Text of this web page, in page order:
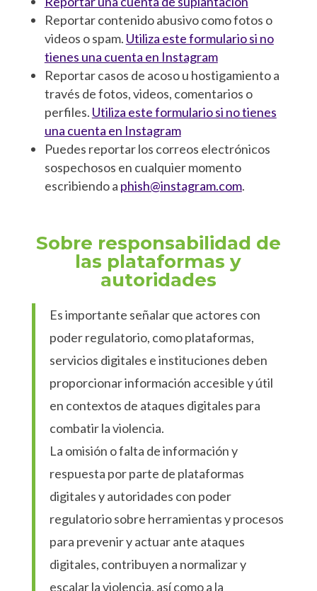
Reportar contenido abusivo como fotos o
videos o spam. Utiliza este formulario si no
tienes una cuenta en Instagram
Reportar casos de acoso u hostigamiento a
través de fotos, videos, comentarios o
perfiles. Utiliza este formulario si no tienes
una cuenta en Instagram
Puedes reportar los correos electrónicos
sospechosos en cualquier momento
escribiendo a phish@instagram.com.
Sobre responsabilidad de
las plataformas y
autoridades
Es importante señalar que actores con
poder regulatorio, como plataformas,
servicios digitales e instituciones deben
proporcionar información accesible y útil
en contextos de ataques digitales para
combatir la violencia.
La omisión o falta de información y
respuesta por parte de plataformas
digitales y autoridades con poder
regulatorio sobre herramientas y procesos
para prevenir y actuar ante ataques
digitales, contribuyen a normalizar y
escalar la violencia, así como a la